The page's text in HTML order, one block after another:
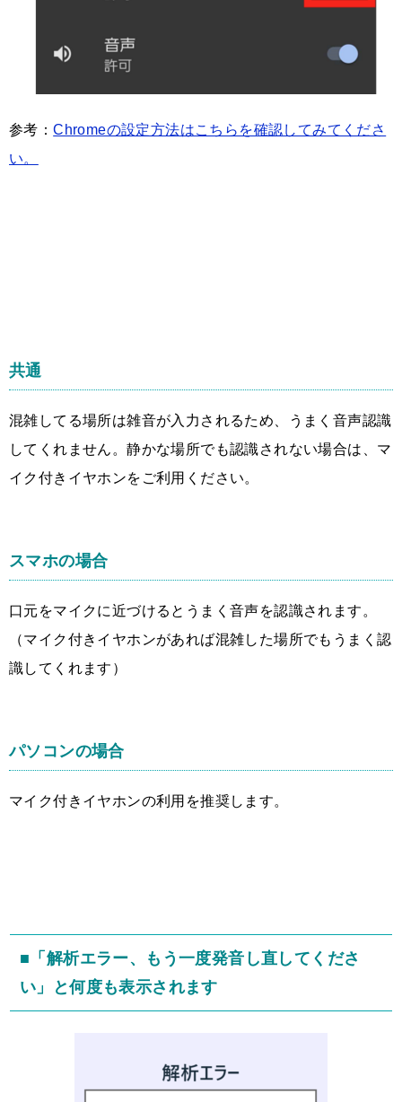
参考：Chromeの設定方法はこちらを確認してみてくださ
い。
共通
混雑してる場所は雑音が入力されるため、うまく音声認識
してくれません。静かな場所でも認識されない場合は、マ
イク付きイヤホンをご利用ください。
スマホの場合
口元をマイクに近づけるとうまく音声を認識されます。
（マイク付きイヤホンがあれば混雑した場所でもうまく認
識してくれます）
パソコンの場合
マイク付きイヤホンの利用を推奨します。
■「解析エラー、もう一度発音し直してくださ
い」と何度も表示されます